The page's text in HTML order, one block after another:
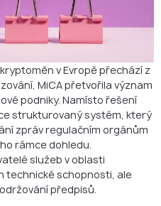
MiCA?
AML, podávání zpráv a
v Evropě přechází z
MiCA přetvořila význam
podniky. Namísto řešení
strukturovaný systém, který
zpráv regulačním orgánům
rámce dohledu.
služeb v oblasti
technické schopnosti, ale
předpisů.